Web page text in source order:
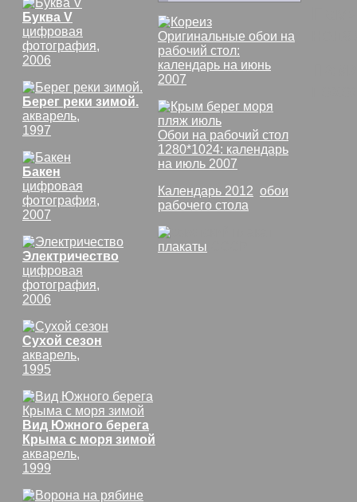
Буква V
цифровая
фотография,
2006
Берег реки зимой.
акварель,
1997
Бакен
цифровая
фотография,
2007
Электричество
цифровая
фотография,
2006
Сухой сезон
акварель,
1995
Вид Южного берега
Крыма с моря зимой
акварель,
1999
Оригинальные обои на
рабочий стол:
календарь на июнь
2007
Обои на рабочий стол
1280*1024: календарь
на июль 2007
Календарь 2012 обои
рабочего стола
плакаты